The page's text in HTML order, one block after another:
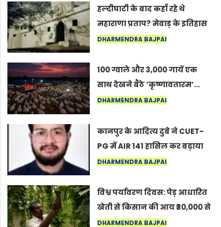
हल्दीघाटी के बाद कहाँ रहे थे
महाराणा प्रताप? मेवाड़ के इतिहास
का वह अनकहा अध्याय जो आज भी
DHARMENDRA BAJPAI
100 ग्वाले और 3,000 गायें एक
साथ देखने बैठे ‘कृष्णावतारम’…
नागपुर में दिखा ऐसा नज़ारा कि
कर सकते हैं”
DHARMENDRA BAJPAI
कानपुर के आदित्य दुबे ने CUET-
PG में AIR 141 हासिल कर बढ़ाया
शहर का मान
DHARMENDRA BAJPAI
विश्व पर्यावरण दिवस: पेड़ आधारित
खेती से किसान की आय ₹30,000 से
बढ़कर ₹3 लाख प्रति एकड़ हुई
DHARMENDRA BAJPAI